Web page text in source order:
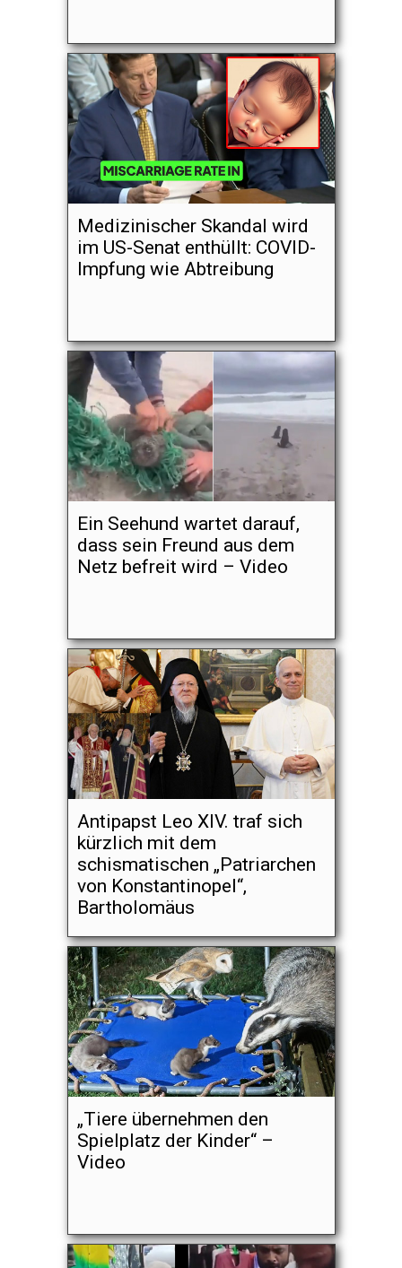
Medizinischer Skandal wird
im US-Senat enthüllt: COVID-
Impfung wie Abtreibung
Ein Seehund wartet darauf,
dass sein Freund aus dem
Netz befreit wird – Video
Antipapst Leo XIV. traf sich
kürzlich mit dem
schismatischen „Patriarchen
von Konstantinopel“,
Bartholomäus
„Tiere übernehmen den
Spielplatz der Kinder“ –
Video